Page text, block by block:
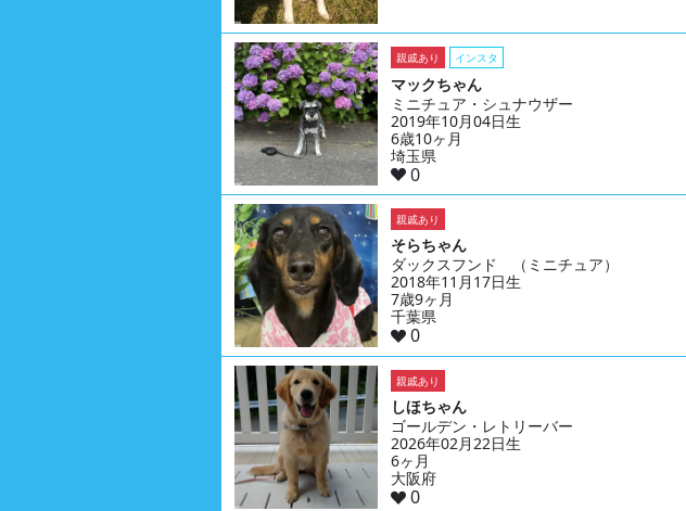
親戚あり インスタ
マックちゃん
ミニチュア・シュナウザー
2019年10月04日生
6歳10ヶ月
埼玉県
0
親戚あり
そらちゃん
ダックスフンド （ミニチュア）
2018年11月17日生
7歳9ヶ月
千葉県
0
親戚あり
しほちゃん
ゴールデン・レトリーバー
2026年02月22日生
6ヶ月
大阪府
0